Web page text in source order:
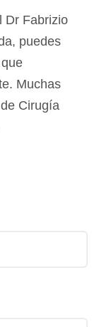
Dr Fabrizio
puedes
Muchas
Cirugía